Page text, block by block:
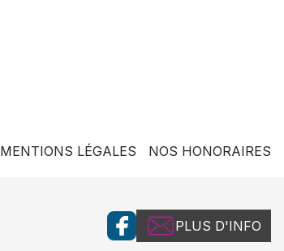
MENTIONS LÉGALES NOS HONORAIRES
PLUS D'INFO